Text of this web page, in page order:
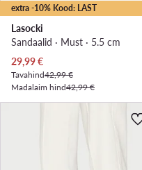
extra -10% Kood: LAST
Lasocki
Sandaalid · Must · 5.5 cm
Praegune hind
29,99€
Tavahind42,99 €
Madalaim hind42,99 €